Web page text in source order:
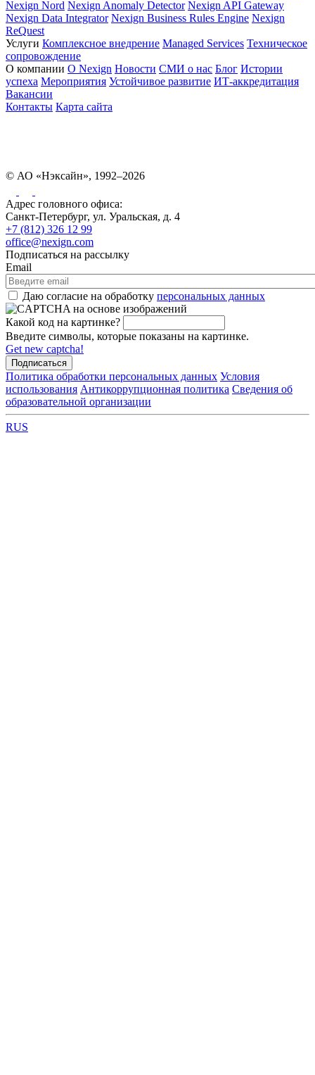
Nexign Nord Nexign Anomaly Detector Nexign API Gateway
Nexign Data Integrator Nexign Business Rules Engine Nexign
ReQuest
Услуги Комплексное внедрение Managed Services Техническое
сопровождение
О компании О Nexign Новости СМИ о нас Блог Истории
успеха Мероприятия Устойчивое развитие ИТ-аккредитация
Вакансии
Контакты Карта сайта
© АО «Нэксайн», 1992–2026
Адрес головного офиса:
Санкт-Петербург, ул. Уральская, д. 4
+7 (812) 326 12 99
office@nexign.com
Подписаться на рассылку
Email
Даю согласие на обработку персональных данных
Какой код на картинке?
Введите символы, которые показаны на картинке.
Get new captcha!
Политика обработки персональных данных Условия
использования Антикоррупционная политика Сведения об
образовательной организации
RUS